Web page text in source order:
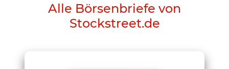
Alle Börsenbriefe von
Stockstreet.de